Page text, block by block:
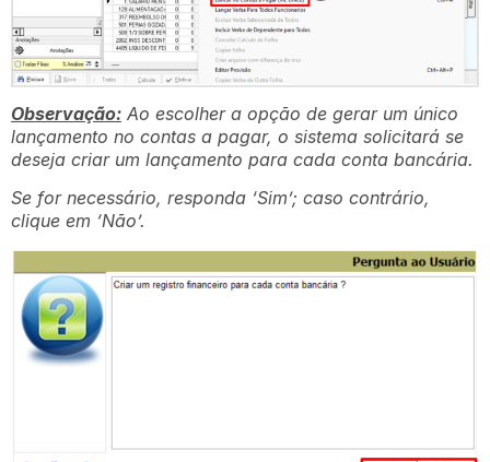
Observação: Ao escolher a opção de gerar um único
lançamento no contas a pagar, o sistema solicitará se
deseja criar um lançamento para cada conta bancária.
Se for necessário, responda ‘Sim’; caso contrário,
clique em ‘Não’.